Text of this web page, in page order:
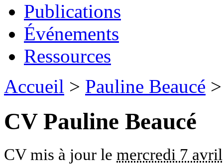
Publications
Événements
Ressources
Accueil > Pauline Beaucé
CV Pauline Beaucé
CV mis à jour le mercredi 7